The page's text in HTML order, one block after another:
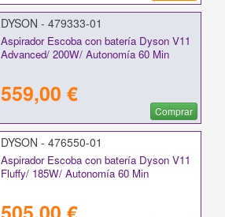
DYSON - 479333-01
Aspirador Escoba con batería Dyson V11
Advanced/ 200W/ Autonomía 60 Min
559,00 €
Comprar
DYSON - 476550-01
Aspirador Escoba con batería Dyson V11
Fluffy/ 185W/ Autonomía 60 Min